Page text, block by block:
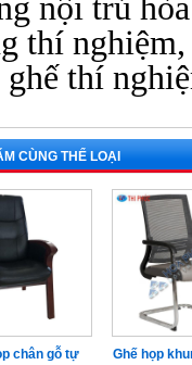
nội trú
thí
ghế thí
CÙNG THỂ LOẠI
chân gỗ tự
Ghế họp